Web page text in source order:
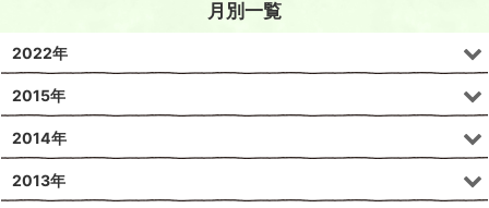
月別一覧
2022年
2015年
2014年
2013年